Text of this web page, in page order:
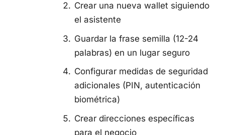
Crear una nueva wallet siguiendo
el asistente
Guardar la frase semilla (12-24
palabras) en un lugar seguro
Configurar medidas de seguridad
adicionales (PIN, autenticación
biométrica)
Crear direcciones específicas
para el negocio